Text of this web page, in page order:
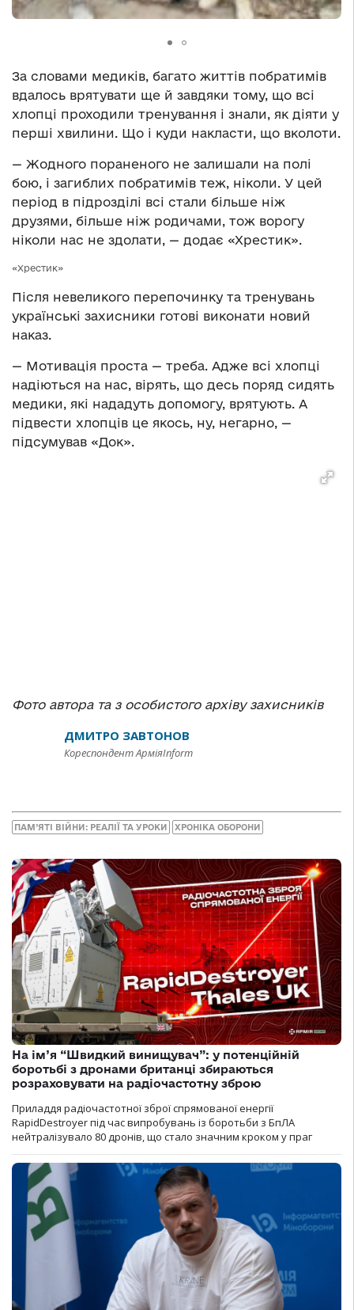
За словами медиків, багато життів побратимів
вдалось врятувати ще й завдяки тому, що всі
хлопці проходили тренування і знали, як діяти у
перші хвилини. Що і куди накласти, що вколоти.
— Жодного пораненого не залишали на полі
бою, і загиблих побратимів теж, ніколи. У цей
період в підрозділі всі стали більше ніж
друзями, більше ніж родичами, тож ворогу
ніколи нас не здолати, — додає «Хрестик».
«Хрестик»
Після невеликого перепочинку та тренувань
українські захисники готові виконати новий
наказ.
— Мотивація проста — треба. Адже всі хлопці
надіються на нас, вірять, що десь поряд сидять
медики, які нададуть допомогу, врятують. А
підвести хлопців це якось, ну, негарно, —
підсумував «Док».
Фото автора та з особистого архіву захисників
ДМИТРО ЗАВТОНОВ
Кореспондент АрміяInform
ПАМ’ЯТІ ВІЙНИ: РЕАЛІЇ ТА УРОКИ ХРОНІКА ОБОРОНИ
На ім’я “Швидкий винищувач”: у потенційній
боротьбі з дронами британці збираються
розраховувати на радіочастотну зброю
Приладдя радіочастотної зброї спрямованої енергії
RapidDestroyer під час випробувань із боротьби з БпЛА
нейтралізувало 80 дронів, що стало значним кроком у праг